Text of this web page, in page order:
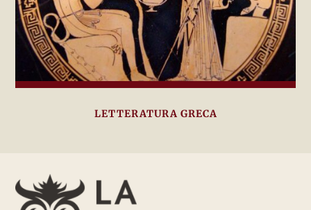
LETTERATURA GRECA